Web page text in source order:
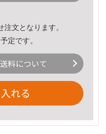
文となります。
定です。
料について
れる